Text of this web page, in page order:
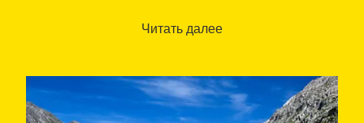
Читать далее